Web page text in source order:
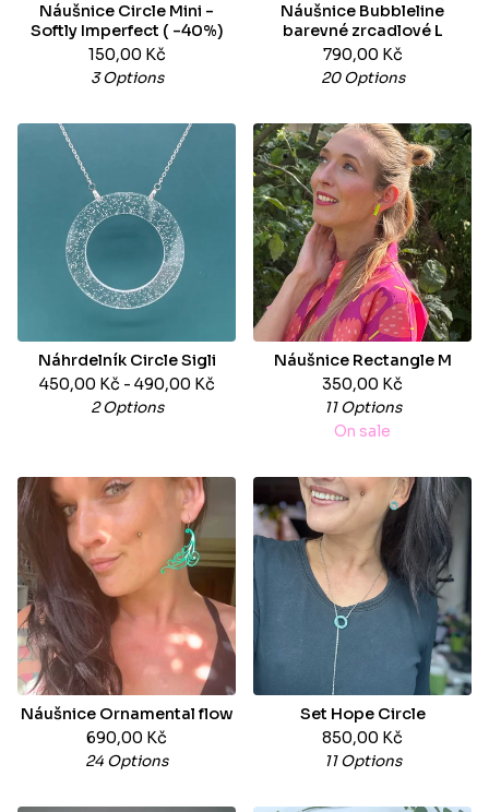
Náušnice Circle Mini -
Softly Imperfect ( -40%)
150,00 Kč
3 Options
Náušnice Bubbleline
barevné zrcadlové L
790,00 Kč
20 Options
Náhrdelník Circle Sigli
450,00 Kč - 490,00 Kč
2 Options
Náušnice Rectangle M
350,00 Kč
11 Options
On sale
Náušnice Ornamental flow
690,00 Kč
24 Options
Set Hope Circle
850,00 Kč
11 Options